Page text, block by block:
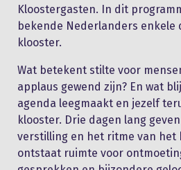
Kloostergasten. In dit
bekende Nederlanders enkele
klooster.
Wat betekent stilte voor
applaus gewend zijn? En wat
agenda leegmaakt en jezelf
klooster. Drie dagen lang
verstilling en het ritme van het
ontstaat ruimte voor